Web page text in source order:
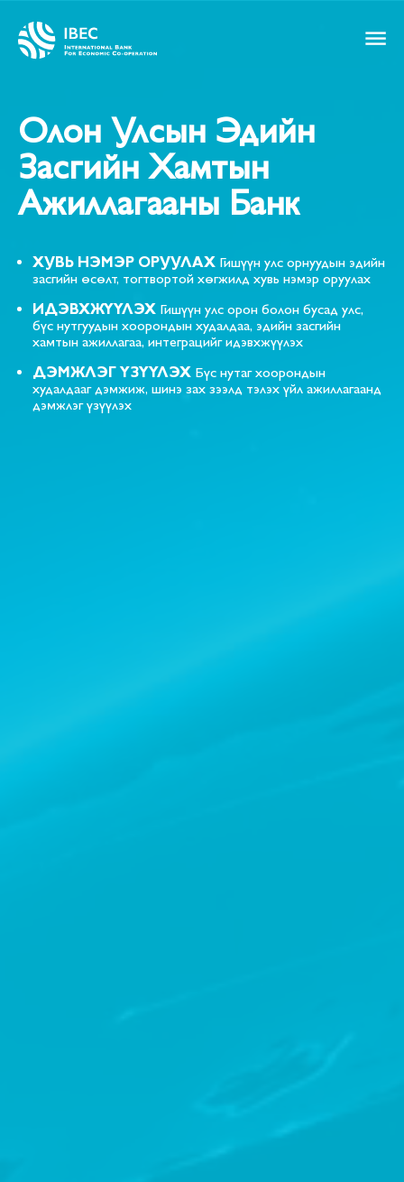
Олон Улсын Эдийн
Засгийн Хамтын
Ажиллагааны Банк
ХУВЬ НЭМЭР ОРУУЛАХ Гишүүн улс орнуудын эдийн
засгийн өсөлт, тогтвортой хөгжилд хувь нэмэр оруулах
ИДЭВХЖҮҮЛЭХ Гишүүн улс орон болон бусад улс,
бүс нутгуудын хоорондын худалдаа, эдийн засгийн
хамтын ажиллагаа, интеграцийг идэвхжүүлэх
ДЭМЖЛЭГ ҮЗҮҮЛЭХ Бүс нутаг хоорондын
худалдааг дэмжиж, шинэ зах зээлд тэлэх үйл ажиллагаанд
дэмжлэг үзүүлэх